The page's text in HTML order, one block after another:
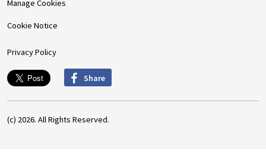
Manage Cookies
Cookie Notice
Privacy Policy
Share
(c) 2026. All Rights Reserved.